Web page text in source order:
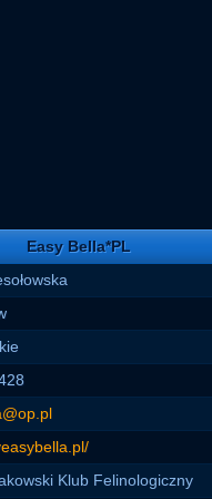
Easy Bella*PL
Klub Felinologiczny